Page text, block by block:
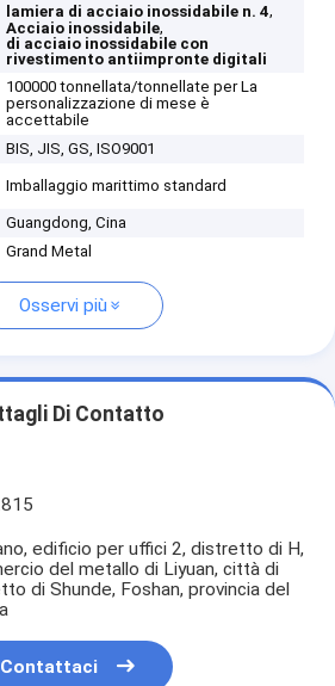
lamiera di acciaio inossidabile n. 4,
Acciaio inossidabile,
di acciaio inossidabile con
rivestimento antiimpronte digitali
100000 tonnellata/tonnellate per La
personalizzazione di mese è
accettabile
BIS, JIS, GS, ISO9001
Imballaggio marittimo standard
Guangdong, Cina
Grand Metal
Osservi più
Di Contatto
edificio per uffici 2, distretto di H,
del metallo di Liyuan, città di
di Shunde, Foshan, provincia del
Contattaci